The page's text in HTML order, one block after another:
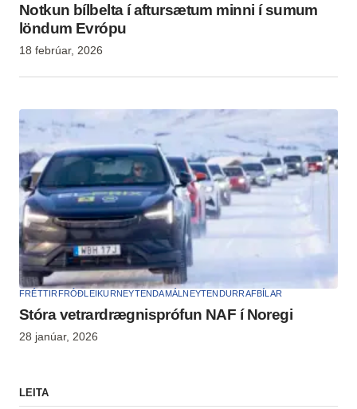
Notkun bílbelta í aftursætum minni í sumum
löndum Evrópu
18 febrúar, 2026
FRÉTTIR FRÓÐLEIKURNEYTENDAMÁL NEYTENDURRAFBÍLAR
Stóra vetrardrægnisprófun NAF í Noregi
28 janúar, 2026
LEITA